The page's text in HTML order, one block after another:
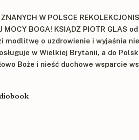
W POLSCE
MOCY BOGA! KSIĄDZ PIOTR GLAS
modlitwę o uzdrowienie i wyjaśnia
w Wielkiej Brytanii, a do
Boże i nieść duchowe wsparcie